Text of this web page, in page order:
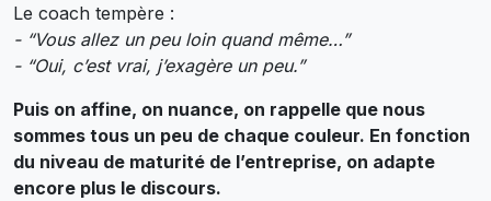
Le coach tempère :
- “Vous allez un peu loin quand même…”
- “Oui, c’est vrai, j’exagère un peu.”
Puis on affine, on nuance, on rappelle que nous
sommes tous un peu de chaque couleur. En fonction
du niveau de maturité de l’entreprise, on adapte
encore plus le discours.